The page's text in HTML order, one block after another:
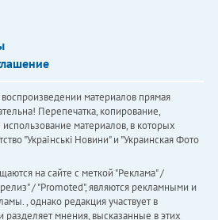
материалов прямая
Перепечатка, копирование,
материалов, в которых
"Українськi Новини" и "Украинская Фото
на сайте с меткой "Реклама" /
/ "Promoted", являются рекламными и
, однако редакция участвует в
разделяет мнения, высказанные в этих